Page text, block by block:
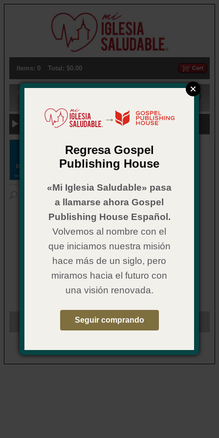
Items: 0 Total: $0.00
Previous Categories
El Maestro suscripción digital
disponible como suscripción digital
semestral. Para comprar, visite
digital.MyHealthyChurch.com
Vida Nueva presenta El Maestroadultos con
lecciones para seis meses de estudio semanal; este
Aunque diseñado para el uso del maestro de escuela
…
more
Springfield, MO 65802-1894 | 1(855) 642-2011
→
Regresa Gospel
Publishing House
«Mi Iglesia Saludable» pasa
a llamarse ahora Gospel
Publishing House Español.
Volvemos al nombre con el
que iniciamos nuestra misión
hace más de un siglo, pero
miramos hacia el futuro con
una visión renovada.
Seguir comprando